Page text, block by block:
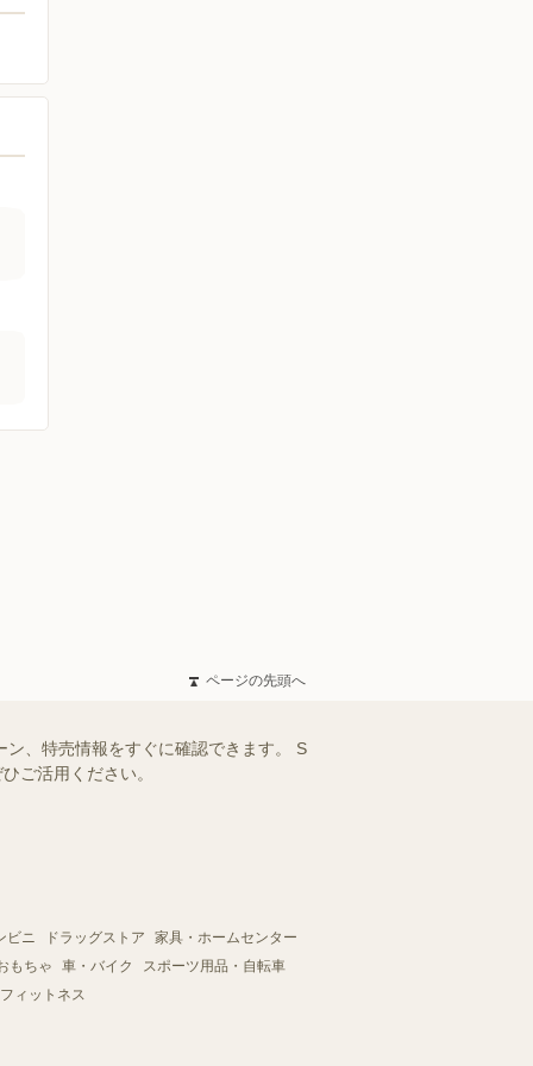
ページの先頭へ
、特売情報をすぐに確認できます。 S
ご活用ください。
ビニ ドラッグストア
家具・ホームセンター
もちゃ 車・バイク
スポーツ用品・自転車
ィットネス